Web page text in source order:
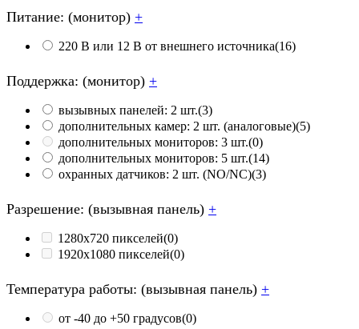
Питание: (монитор) +
220 В или 12 В от внешнего источника(16)
Поддержка: (монитор) +
вызывных панелей: 2 шт.(3)
дополнительных камер: 2 шт. (аналоговые)(5)
дополнительных мониторов: 3 шт.(0)
дополнительных мониторов: 5 шт.(14)
охранных датчиков: 2 шт. (NO/NC)(3)
Разрешение: (вызывная панель) +
1280х720 пикселей(0)
1920х1080 пикселей(0)
Температура работы: (вызывная панель) +
от -40 до +50 градусов(0)